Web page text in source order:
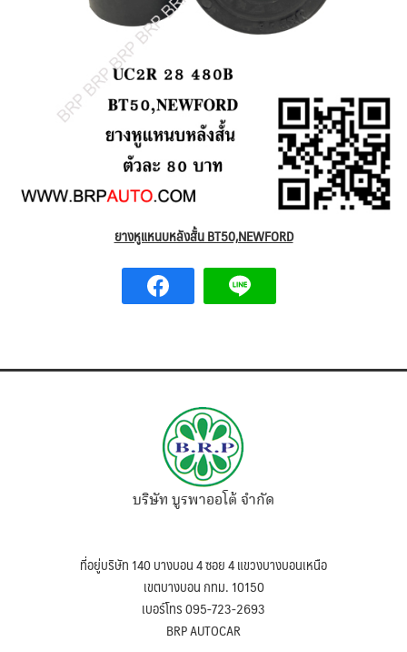
ยางหูแหนบหลังสั้น BT50,NEWFORD
บริษัท บูรพาออโต้ จำกัด
ที่อยู่บริษัท 140 บางบอน 4 ซอย 4 แขวงบางบอนเหนือ
เขตบางบอน กทม. 10150
เบอร์โทร 095-723-2693
BRP AUTOCAR